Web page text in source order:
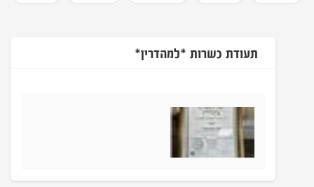
תעודת כשרות *למהדרין*